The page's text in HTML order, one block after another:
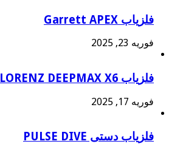
فلزیاب Garrett APEX
فوریه 23, 2025
فلزیاب LORENZ DEEPMAX X6
فوریه 17, 2025
فلزیاب دستی PULSE DIVE